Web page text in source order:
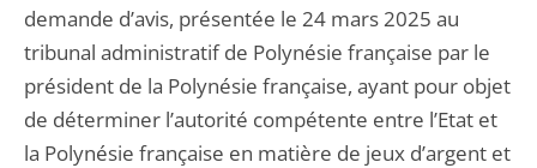
demande d’avis, présentée le 24 mars 2025 au
tribunal administratif de Polynésie française par le
président de la Polynésie française, ayant pour objet
de déterminer l’autorité compétente entre l’Etat et
la Polynésie française en matière de jeux d’argent et